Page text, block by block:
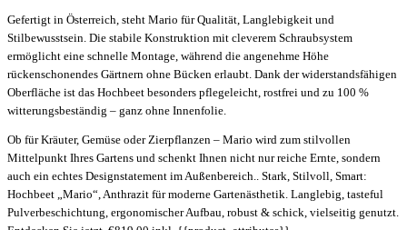
Gefertigt in Österreich, steht Mario für Qualität, Langlebigkeit und
Stilbewusstsein. Die stabile Konstruktion mit cleverem Schraubsystem
ermöglicht eine schnelle Montage, während die angenehme Höhe
rückenschonendes Gärtnern ohne Bücken erlaubt. Dank der widerstandsfähigen
Oberfläche ist das Hochbeet besonders pflegeleicht, rostfrei und zu 100 %
witterungsbeständig – ganz ohne Innenfolie.
Ob für Kräuter, Gemüse oder Zierpflanzen – Mario wird zum stilvollen
Mittelpunkt Ihres Gartens und schenkt Ihnen nicht nur reiche Ernte, sondern
auch ein echtes Designstatement im Außenbereich.. Stark, Stilvoll, Smart:
Hochbeet „Mario“, Anthrazit für moderne Gartenästhetik. Langlebig, tasteful
Pulverbeschichtung, ergonomischer Aufbau, robust & schick, vielseitig genutzt.